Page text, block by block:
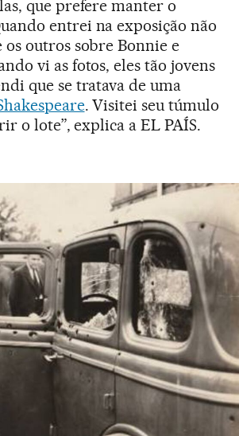
que prefere manter o
entrei na exposição não
os outros sobre Bonnie e
vi as fotos, eles tão jovens
que se tratava de uma
. Visitei seu túmulo
o lote”, explica a EL PAÍS.